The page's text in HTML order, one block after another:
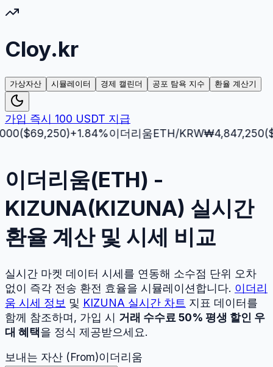
Cloy.kr
가상자산 시뮬레이터 경제 캘린더 공포 탐욕 지수 환율 계산기
가입 즉시 100 USDT 지급
69,250)+1.84%이더리움ETH/KRW₩4,847,250($
이더리움(ETH) -
KIZUNA(KIZUNA) 실시간
환율 계산 및 시세 비교
실시간 마켓 데이터 시세를 연동해 소수점 단위 오차
없이 즉각 전송 환전 효율을 시뮬레이션합니다. 이더리
움 시세 정보 및 KIZUNA 실시간 차트 지표 데이터를
함께 참조하며, 가입 시 거래 수수료 50% 평생 할인 우
대 혜택을 정식 제공받으세요.
보내는 자산 (From)이더리움